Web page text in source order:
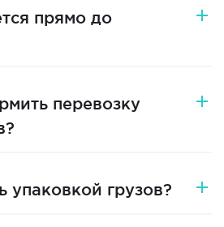
прямо до
перевозку
упаковкой грузов?